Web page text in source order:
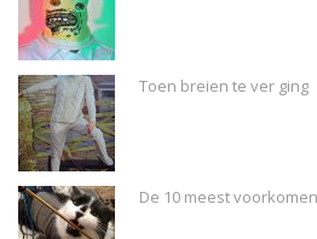
Toen breien te ver ging
De 10 meest